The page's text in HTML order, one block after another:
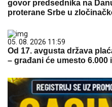
govor predsednika na
proterane Srbe u
05. 08. 2026 11:59
Od 17. avgusta država
– građani će umesto 6.000